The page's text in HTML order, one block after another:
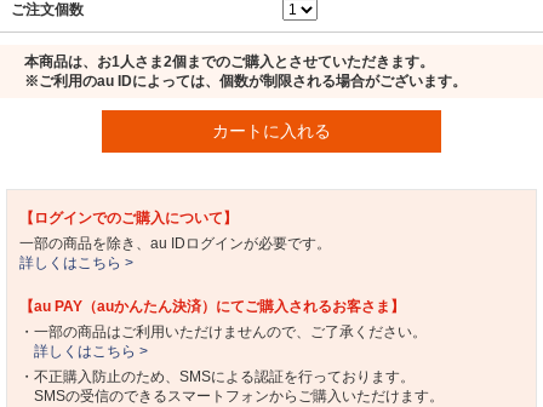
ご注文個数
本商品は、お1人さま2個までのご購入とさせていただきます。
※ご利用のau IDによっては、個数が制限される場合がございます。
カートに入れる
【ログインでのご購入について】
一部の商品を除き、au IDログインが必要です。
詳しくはこちら >
【au PAY（auかんたん決済）にてご購入されるお客さま】
・一部の商品はご利用いただけませんので、ご了承ください。
詳しくはこちら >
・不正購入防止のため、SMSによる認証を行っております。
SMSの受信のできるスマートフォンからご購入いただけます。